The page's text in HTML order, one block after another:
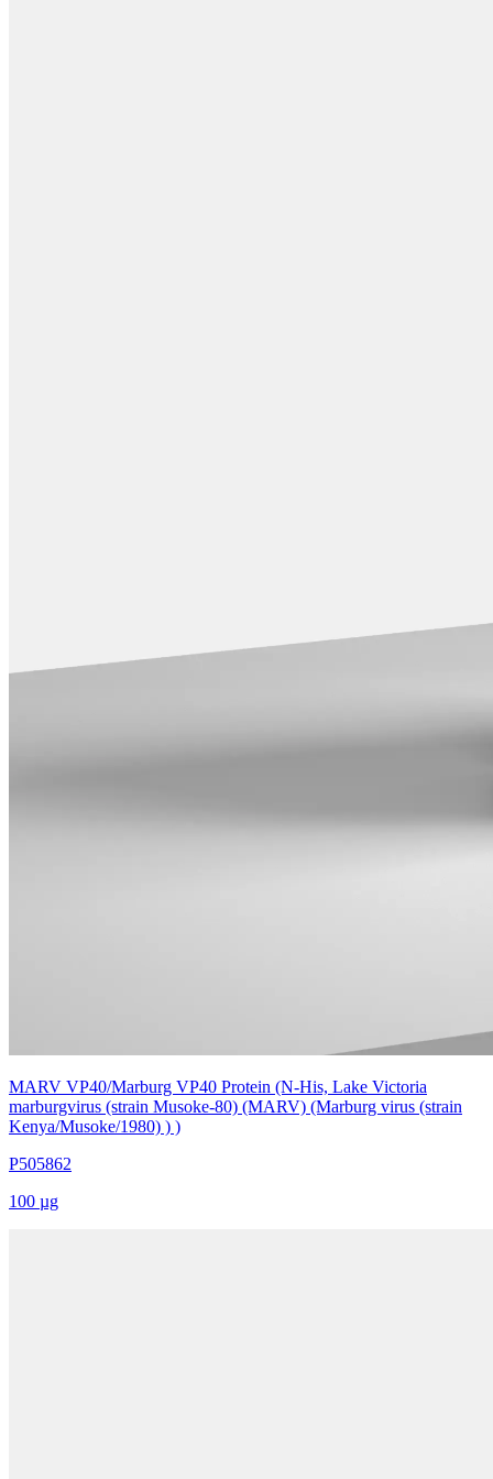
MARV VP40/Marburg VP40 Protein (N-His, Lake Victoria
marburgvirus (strain Musoke-80) (MARV) (Marburg virus (strain
Kenya/Musoke/1980) ) )
P505862
100 µg